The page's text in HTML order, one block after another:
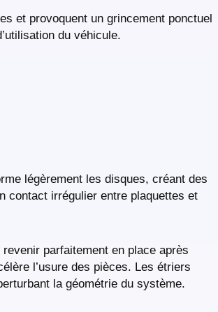
et provoquent un grincement ponctuel
du véhicule.
légèrement les disques, créant des
contact irrégulier entre plaquettes et
parfaitement en place après
l’usure des pièces. Les étriers
la géométrie du système.